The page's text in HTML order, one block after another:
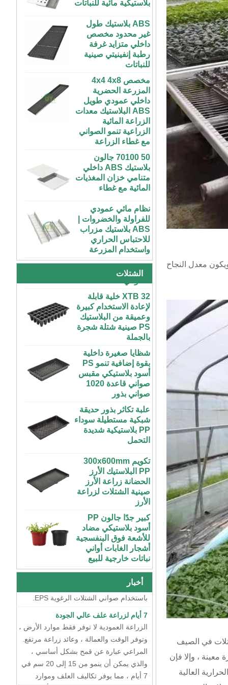
ABS بلاستيك طول
غير محدود مخصص
داخلي متزايد غرفة
رطبة إنفينيتي صينية
للنباتات
المزرعة الحضرية
داخلي عمودي طويل
ABS البلاستيك معدات
الزراعة المائية
الزراعية تنمو الصواني
مع غطاء الزراعة
50 70100 جالون
بلاستيك ABS داخلي
متنامي خزان المغذيات
المائية مع غطاء
نظام مائي عمودي
للفراولة والخضروات |
ABS بلاستيك مزراب
للاحتباس الحراري
واستخدام المزرعة
طاولة زراعة بلاستيكية
كبيرة رخيصة الثمن
4x4 4x6 4x8 للبيع
مخصص داخلي متزايد
كبير طويل مسطح
أبيض أسود علبة
بلاستيكية مائية للنباتات
ABS بلاستيك طول
غير محدود مخصص
داخلي متزايد غرفة
رطبة إنفينيتي صينية
للنباتات
مخصص 4x4 4x8
المزرعة الحضرية
داخلي عمودي طويل
ABS البلاستيك معدات
الزراعية تنمو الصواني
مع غطاء الزراعة
50 70100 جالون
بلاستيك ABS داخلي
متنامي خزان المغذيات
المائية مع غطاء
نظام مائي عمودي
للفراولة والخضروات |
ABS بلاستيك مزراب
للاحتباس الحراري
واستخدام المزرعة
الشتلات
72 خلية رخيصة
الطماطم القرنبيط
الاسكواش الباذنجان
الأسود PS الشتلات
البلاستيكية داخلي بدء
الصواني
XTB 32 خلية قابلة
لإعادة الاستخدام كبيرة
وعميقة من البلاستيك
PS صينية شتلة شجرة
بالجملة
شظايا صغيرة داخلية
بقوة إضافية تنمو PS
أسود بلاستيكي مقبس
صواني قاعدة 1020
صواني بذور
علبة تكاثر بذور حديقة
شبكية مستطيلة سوداء
PP بلاستيكية شديدة
التحمل
تكويم 300x600mm
PP البلاستيك الأرز
الحضانة زراعة الأرز
صينية الشتلات لزراعة
الأرز
أسود بلاستيكي مضاد
للأشعة فوق البنفسجية
أشجار الغابات أواني
نباتات خارجية للبيع
72 خلية رخيصة
الطماطم القرنبيط
الاسكواش الباذنجان
البلاستيكية داخلي بدء
الصواني
XTB 32 خلية قابلة
لإعادة الاستخدام كبيرة
وعميقة من البلاستيك
PS صينية شتلة شجرة
بالجملة
شظايا صغيرة داخلية
أخبار
طريقتان لتربية الشتلات
في الوقت الحاضر ، هناك طريقتان رئيسيتان
لتربية الشتلات ، أحدهما هو تربية الشتلات
الجافة باستخدام صواني الشتلات البلاستيكية
، والآخر هو تربية الشتلات المائية العائمة
باستخدام صواني الشتلات الرغوية EPS.
7 أيام لزراعة علف عالي الجودة
الزراعة العمودية لا توفر فقط موارد الأرض ،
وتوفر الوقت والعمالة ، وعائد زراعة مرتفع.
المراعي عبارة عن قمح بشكل أساسي ،
7 أيام ، مما يوفر تكاليف العلف وموارد
المياه. تكلفة إنتاج هذا المالتغراس أقل من
أي نوع من النباتات يمكن لمصنع نبات أن
معدل النجاح
في الصيف
، وإلا فإن
العالية